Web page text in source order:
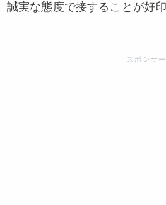
誠実な態度で接することが好